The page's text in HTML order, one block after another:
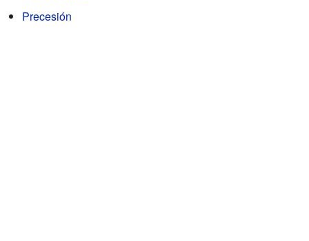
Precesión